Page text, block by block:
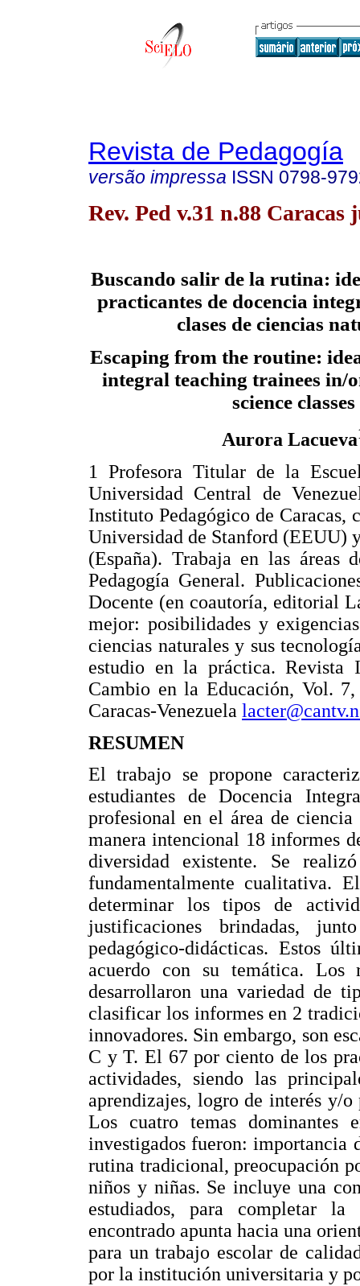
Revista de Pedagogía
versão impressa ISSN 0798-
Rev. Ped v.31 n.88 Caracas
Buscando salir de la rutina:
practicantes de docencia
clases de ciencias
Escaping from the routine:
integral teaching trainees in/
science classes
Aurora Lacueva
1 Profesora Titular de la
Universidad Central de
Instituto Pedagógico de Caracas,
Universidad de Stanford (EEUU)
(España). Trabaja en las áreas
Pedagogía General.
Docente (en coautoría, editorial
mejor: posibilidades y
ciencias naturales y sus
estudio en la práctica. Revista
Cambio en la Educación, Vol.
Caracas-Venezuela
RESUMEN
El trabajo se propone
estudiantes de Docencia
profesional en el área de
manera intencional 18 informes
diversidad existente. Se
fundamentalmente cualitativa.
determinar los tipos de
justificaciones brindadas,
pedagógico-didácticas. Estos
acuerdo con su temática. Los
desarrollaron una variedad de
clasificar los informes en 2
innovadores. Sin embargo, son
C y T. El 67 por ciento de los
actividades, siendo las
aprendizajes, logro de interés y/
Los cuatro temas dominantes
investigados fueron: importancia
rutina tradicional, preocupación
niños y niñas. Se incluye una
estudiados, para completar
encontrado apunta hacia una
para un trabajo escolar de
por la institución universitaria y